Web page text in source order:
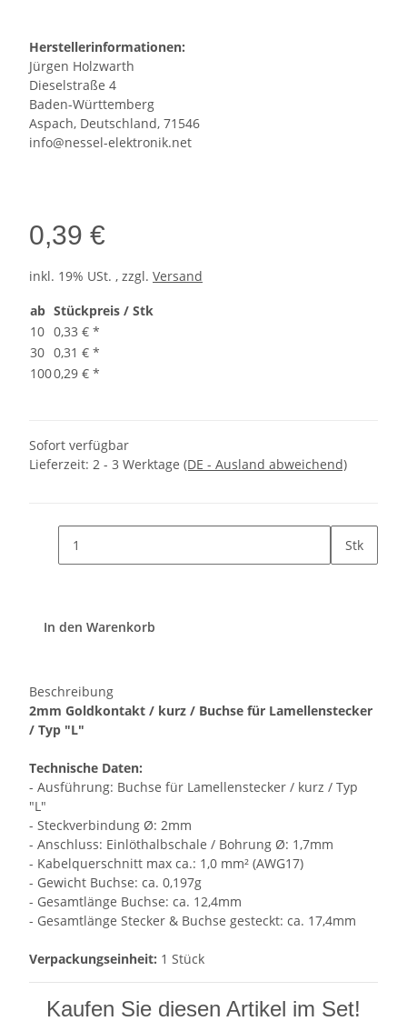
Herstellerinformationen:
Jürgen Holzwarth
Dieselstraße 4
Baden-Württemberg
Aspach, Deutschland, 71546
info@nessel-elektronik.net
0,39 €
inkl. 19% USt. , zzgl. Versand
ab Stückpreis / Stk
10 0,33 € *
30 0,31 € *
1000,29 € *
Sofort verfügbar
Lieferzeit: 2 - 3 Werktage (DE - Ausland abweichend)
Stk
In den Warenkorb
Beschreibung
2mm Goldkontakt / kurz / Buchse für Lamellenstecker
/ Typ "L"
Technische Daten:
- Ausführung: Buchse für Lamellenstecker / kurz / Typ
"L"
- Steckverbindung Ø: 2mm
- Anschluss: Einlöthalbschale / Bohrung Ø: 1,7mm
- Kabelquerschnitt max ca.: 1,0 mm² (AWG17)
- Gewicht Buchse: ca. 0,197g
- Gesamtlänge Buchse: ca. 12,4mm
- Gesamtlänge Stecker & Buchse gesteckt: ca. 17,4mm
Verpackungseinheit: 1 Stück
Kaufen Sie diesen Artikel im Set!